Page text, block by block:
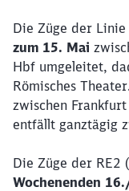
Die Züge der
zum 15. Mai
Hbf umgeleitet,
Römisches
zwischen
entfällt ganztägig
Die Züge der RE2
Wochenenden